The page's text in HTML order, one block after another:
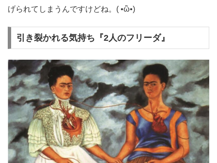
げられてしまうんですけどね。( •ὢ•)
引き裂かれる気持ち『2人のフリーダ』